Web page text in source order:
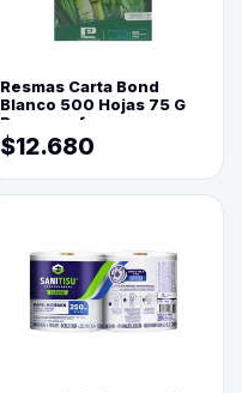
Resmas Carta Bond
Blanco 500 Hojas 75 G
Reprograf.
$12.680